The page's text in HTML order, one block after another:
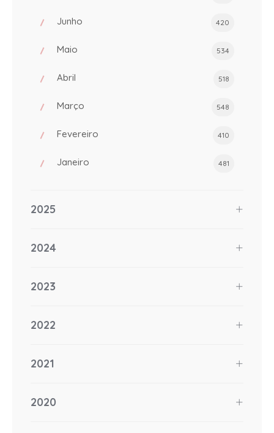
Junho 420
Maio 534
Abril 518
Março 548
Fevereiro 410
Janeiro 481
2025
2024
2023
2022
2021
2020